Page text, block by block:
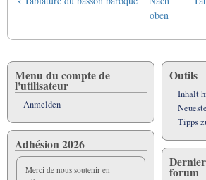
das
Blättern
im
Buch
Tablature
système
Allemand
oben
Menu du compte de
l'utilisateur
Anmelden
Adhésion 2026
Merci de nous soutenir en
Outils
Inhalt
Tipps
forum